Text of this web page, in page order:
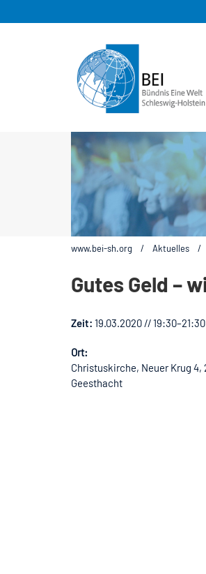
www.bei-sh.org / Aktuelles /
Gutes Geld –
Zeit: 19.03.2020 //
Ort:
Christuskirche, Neuer Krug 4,
Geesthacht